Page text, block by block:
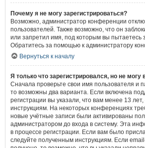
Почему я не могу зарегистрироваться?
Возможно, администратор конференции
пользователей. Также возможно, что он
или запретил имя, под которым вы пытаетесь
Обратитесь за помощью к администратору
Вернуться к началу
Я только что зарегистрировался, но не могу
Сначала проверьте свои имя пользователя и
то возможны два варианта. Если включена
регистрации вы указали, что вам менее 13
инструкциям. На некоторых конференциях
новые учётные записи были активированы
администратором до входа в систему. Эта
в процессе регистрации. Если вам было
следуйте полученным инструкциям. Если